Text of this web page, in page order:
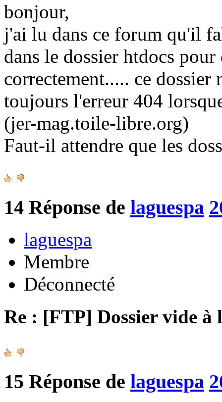
bonjour,
j'ai lu dans ce forum qu'il
dans le dossier htdocs
correctement..... ce dossier
toujours l'erreur 404
(jer-mag.toile-libre.org)
Faut-il attendre que les
14 Réponse de laguespa
laguespa
Membre
Déconnecté
Re : [FTP] Dossier vide à
15 Réponse de laguespa